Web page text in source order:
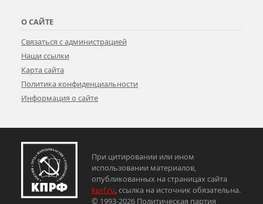
О САЙТЕ
Связаться с администрацией
Наши ссылки
Карта сайта
Политика конфиденциальности
Информация о сайте
При цитировании или ином
использовании материалов,
опубликованных на страницах сайта
kprf.ru, ссылка на источник обязательна.
© 1993-2026 Политическая партия